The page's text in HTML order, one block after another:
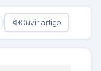
Ouvir artigo